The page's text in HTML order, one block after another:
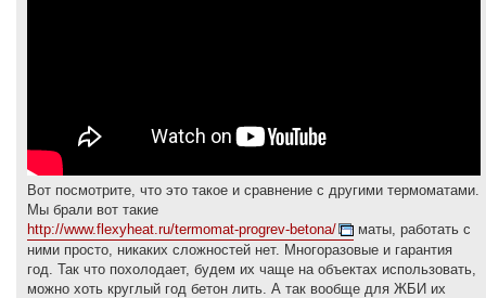
Вот посмотрите, что это такое и сравнение с другими термоматами.
Мы брали вот такие
http://www.flexyheat.ru/termomat-progrev-betona/
маты, работать с
ними просто, никаких сложностей нет. Многоразовые и гарантия
год. Так что похолодает, будем их чаще на объектах использовать,
можно хоть круглый год бетон лить. А так вообще для ЖБИ их